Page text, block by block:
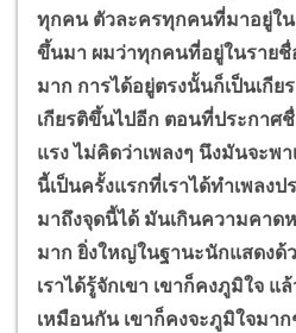
ทุกคน ตัวละครทุกคนที่มาอยู่ใน
ขึ้นมา ผมว่าทุกคนที่อยู่ในราย
มาก การได้อยู่ตรงนั้นก็เป็นเกีย
เกียรติขึ้นไปอีก ตอนที่ประกาศ
แรง ไม่คิดว่าเพลงๆ นึงมันจะพ
นี้เป็นครั้งแรกที่เราได้ทำเพลง
มาถึงจุดนี้ได้ มันเกินความคาด
มาก ยิ่งใหญ่ในฐานะนักแสดงด้
เราได้รู้จักเขา เขาก็คงภูมิใจ แ
เหมือนกัน เขาก็คงจะภูมิใจมา